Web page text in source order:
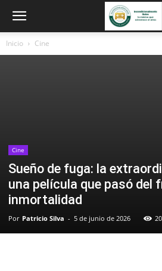
Inicio Cine
Cine
Sueño de fuga: la
una película que pasó del
inmortalidad
Por Patricio Silva - 5 de junio de 2026